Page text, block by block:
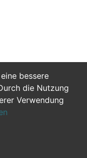
bessere
die Nutzung
Verwendung